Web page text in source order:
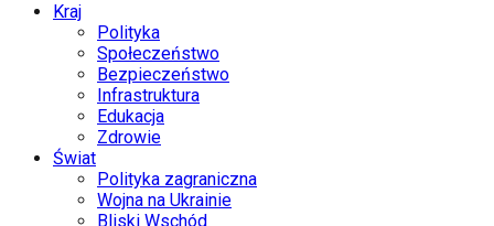
Kraj
Polityka
Społeczeństwo
Bezpieczeństwo
Infrastruktura
Edukacja
Zdrowie
Świat
Polityka zagraniczna
Wojna na Ukrainie
Bliski Wschód